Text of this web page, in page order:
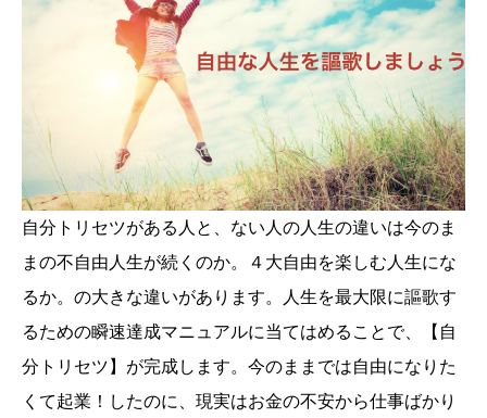
自分トリセツがある人と、ない人の人生の違いは今のま
まの不自由人生が続くのか。４大自由を楽しむ人生にな
るか。の大きな違いがあります。人生を最大限に謳歌す
るための瞬速達成マニュアルに当てはめることで、【自
分トリセツ】が完成します。今のままでは自由になりた
くて起業！したのに、現実はお金の不安から仕事ばかり